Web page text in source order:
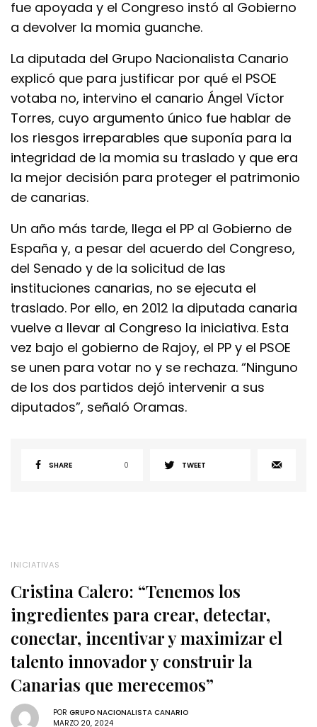
fue apoyada y el Congreso instó al Gobierno
a devolver la momia guanche.
La diputada del Grupo Nacionalista Canario
explicó que para justificar por qué el PSOE
votaba no, intervino el canario Ángel Víctor
Torres, cuyo argumento único fue hablar de
los riesgos irreparables que suponía para la
integridad de la momia su traslado y que era
la mejor decisión para proteger el patrimonio
de canarias.
Un año más tarde, llega el PP al Gobierno de
España y, a pesar del acuerdo del Congreso,
del Senado y de la solicitud de las
instituciones canarias, no se ejecuta el
traslado. Por ello, en 2012 la diputada canaria
vuelve a llevar al Congreso la iniciativa. Esta
vez bajo el gobierno de Rajoy, el PP y el PSOE
se unen para votar no y se rechaza. “Ninguno
de los dos partidos dejó intervenir a sus
diputados”, señaló Oramas.
SHARE 0 TWEET
INICIATIVAS
Cristina Calero: “Tenemos los
ingredientes para crear, detectar,
conectar, incentivar y maximizar el
talento innovador y construir la
Canarias que merecemos”
POR GRUPO NACIONALISTA CANARIO
MARZO 20, 2024